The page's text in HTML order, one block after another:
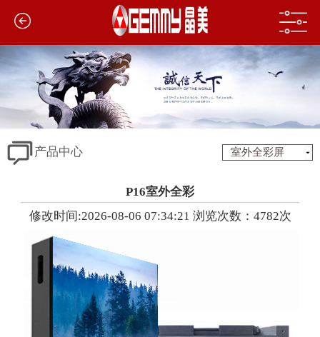
室外全彩屏
产品中心
P16室外全彩
修改时间:2026-08-06 07:34:21 浏览次数：4782次